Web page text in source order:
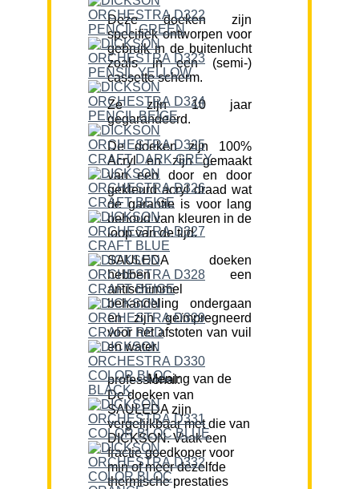
Deze doeken zijn
specifiek ontworpen voor
gebruik in de buitenlucht
zoals in een (semi-)
cassette scherm.
Ze zijn 10 jaar
gegarandeerd.
De doeken zijn 100%
Acryl en zijn gemaakt
van een door en door
gekleurd acryl draad wat
de garantie is voor lang
behoud van kleuren in de
loop van de tijd.
SAULEDA doeken
hebben een
antischimmel
behandeling ondergaan
en zijn geïmpregneerd
voor het afstoten van vuil
en water.
Mening van de professional:
De doeken van
SAULEDA zijn
vergelijkbaar met die van
DICKSON. Vaak een
fractie goedkoper voor
min of meer dezelfde
thermische prestaties